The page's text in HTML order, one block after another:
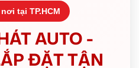
tại TP.HCM
AUTO -
ĐẶT TẬN